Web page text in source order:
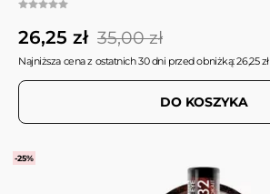
26,25 zł 35,00 zł
Najniższa cena z ostatnich 30 dni przed obniżką: 26,25 zł
DO KOSZYKA
-25%